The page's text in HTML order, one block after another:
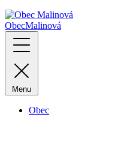
ObecMalinová
Menu
Obec